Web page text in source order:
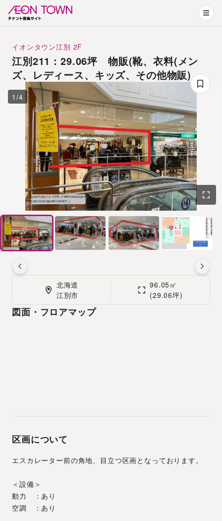
イオンタウン江別 2F
江別211：29.06坪 物販(靴、衣料(メン
ズ、レディース、キッズ、その他物販)
1 /4
北海道
江別市
96.05㎡
(29.06坪)
図面・フロアマップ
区画について
エスカレーター前の角地、目立つ区画となっております。
＜設備＞
動力　：あり
空調　：あり